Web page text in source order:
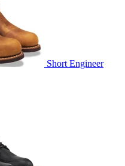
Short Engineer